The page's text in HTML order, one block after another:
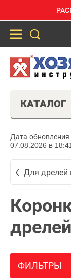
КАТАЛОГ
Дата
07.08.2026 в 18:41
Для дрелей
ФИЛЬТРЫ